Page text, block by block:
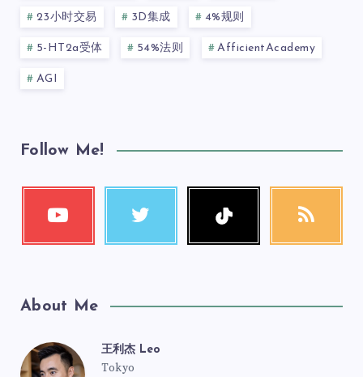
23小时交易 3D集成 4%规则
5-HT2a受体 54%法则 AfficientAcademy
AGI
Follow Me!
About Me
王利杰 Leo
Tokyo